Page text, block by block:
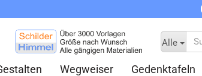
Alle
Wegweiser Gedenktafeln